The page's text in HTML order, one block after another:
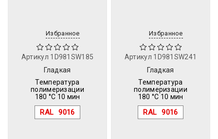
Избранное
Артикул 1D981SW185
Гладкая
Температура
полимеризации
180 °C 10 мин
RAL 9016
Избранное
Артикул 1D981SW241
Гладкая
Температура
полимеризации
180 °C 10 мин
RAL 9016